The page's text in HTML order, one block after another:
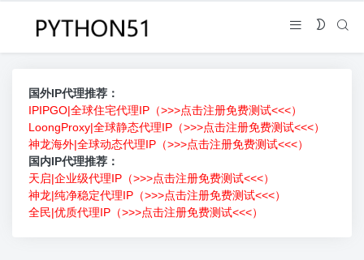
国外IP代理推荐：
IPIPGO|全球住宅代理IP（>>>点击注册免费测试<<<）
LoongProxy|全球静态代理IP（>>>点击注册免费测试<<<）
神龙海外|全球动态代理IP（>>>点击注册免费测试<<<）
国内IP代理推荐：
天启|企业级代理IP（>>>点击注册免费测试<<<）
神龙|纯净稳定代理IP（>>>点击注册免费测试<<<）
全民|优质代理IP（>>>点击注册免费测试<<<）